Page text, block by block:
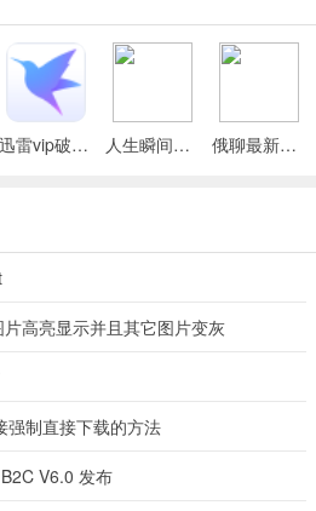
么样
限公司旗下合法的自营采购平台。
效提高采购效率。
策有优势，提供优质价格商品选择。
业的档次能帮助大家更好地选择适合
的档次评估对于有物流需求的用户至
覆盖范围有多广等。通过了解华通汇
擅长大批量货物的稳定运输。这有助于
策，避免因不了解而选错物流，导致
供有力保障。
迅雷vip破解版永久会员2024版 人生瞬间最新手机版 俄聊最新手机版
高亮显示并且其它图片变灰
强制直接下载的方法
V6.0 发布